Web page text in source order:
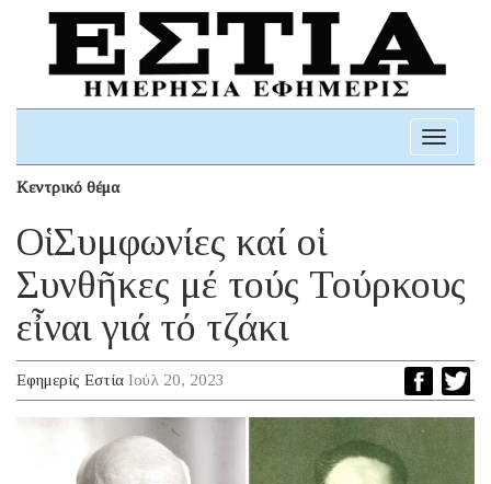
Toggle
Κεντρικό θέμα
Οἱ Συμφωνίες καί οἱ
Συνθῆκες μέ τούς Τούρκους
εἶναι γιά τό τζάκι
Εφημερίς Εστία Ιούλ 20, 2023